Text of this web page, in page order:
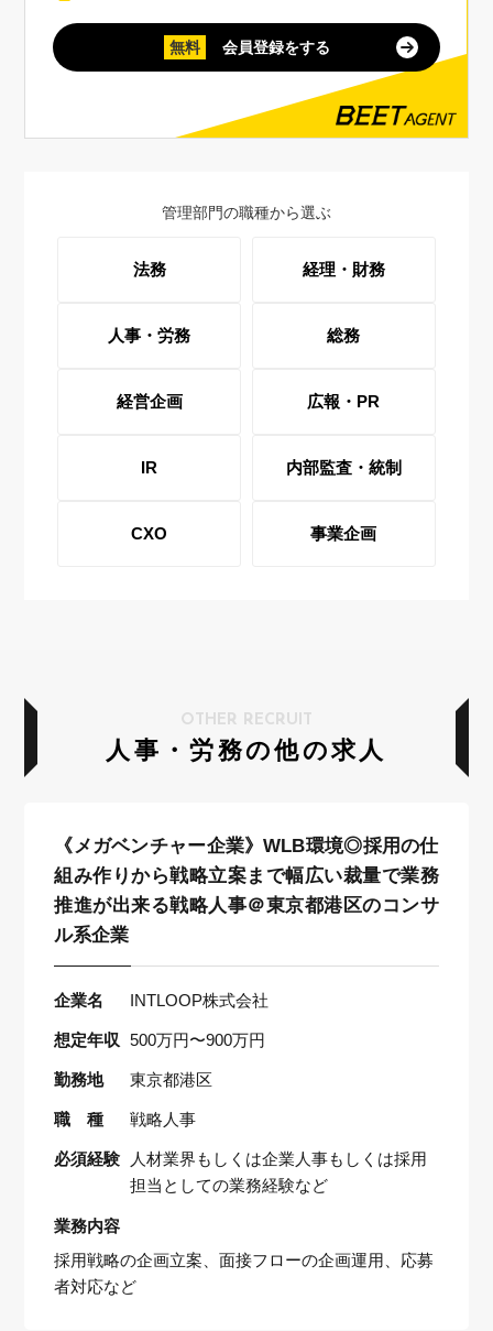
無料 会員登録をする
管理部門の職種から選ぶ
法務 経理・財務
人事・労務 総務
経営企画 広報・PR
IR 内部監査・統制
CXO 事業企画
人事・労務の他の求人
OTHER RECRUIT
《メガベンチャー企業》WLB環境◎採用の仕
組み作りから戦略立案まで幅広い裁量で業務
推進が出来る戦略人事＠東京都港区のコンサ
ル系企業
企業名 INTLOOP株式会社
想定年収 500万円〜900万円
勤務地 東京都港区
職 種 戦略人事
必須経験
人材業界もしくは企業人事もしくは採用
担当としての業務経験など
業務内容
採用戦略の企画立案、面接フローの企画運用、応募
者対応など